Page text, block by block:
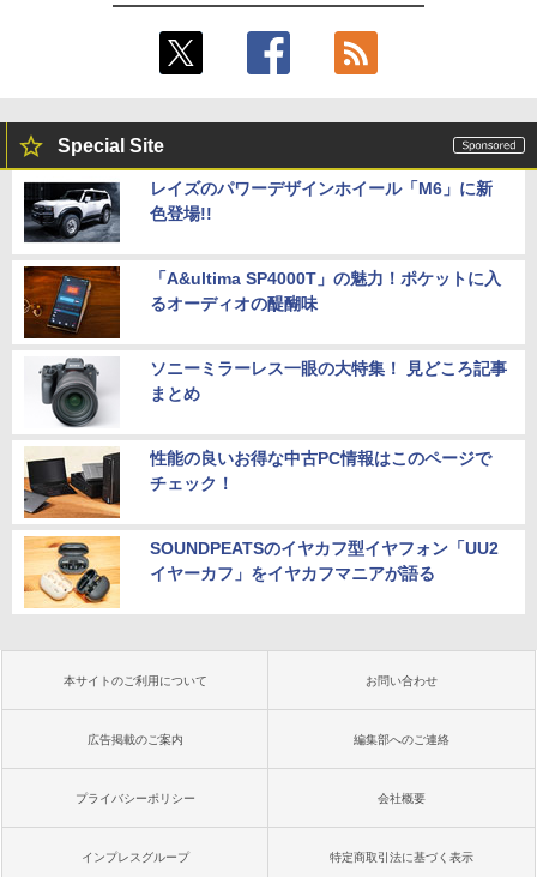
Special Site
レイズのパワーデザインホイール「M6」に新
色登場!!
「A&ultima SP4000T」の魅力！ポケットに入
るオーディオの醍醐味
ソニーミラーレス一眼の大特集！ 見どころ記事
まとめ
性能の良いお得な中古PC情報はこのページで
チェック！
SOUNDPEATSのイヤカフ型イヤフォン「UU2
イヤーカフ」をイヤカフマニアが語る
本サイトのご利用について お問い合わせ
広告掲載のご案内 編集部へのご連絡
プライバシーポリシー 会社概要
インプレスグループ 特定商取引法に基づく表示